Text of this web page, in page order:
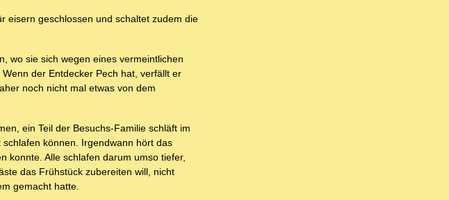
eisern geschlossen und schaltet zudem die
wo sie sich wegen eines vermeintlichen
der Entdecker Pech hat, verfällt er
noch nicht mal etwas von dem
ein Teil der Besuchs-Familie schläft im
können. Irgendwann hört das
konnte. Alle schlafen darum umso tiefer,
das Frühstück zubereiten will, nicht
gemacht hatte.